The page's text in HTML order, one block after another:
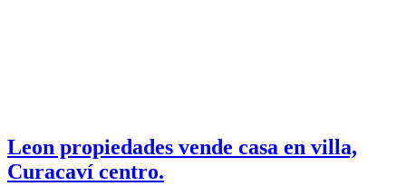
Leon propiedades vende casa en villa,
Curacaví centro.